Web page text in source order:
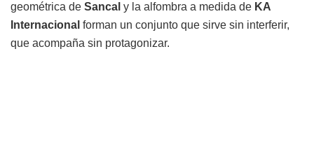
geométrica de Sancal y la alfombra a medida de KA
Internacional forman un conjunto que sirve sin interferir,
que acompaña sin protagonizar.